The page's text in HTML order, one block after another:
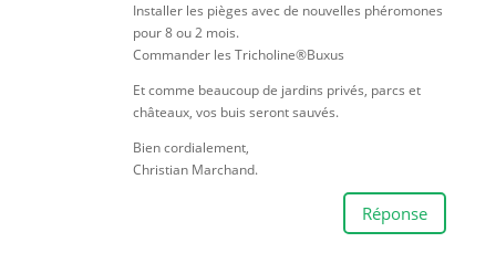
Installer les pièges avec de nouvelles phéromones
pour 8 ou 2 mois.
Commander les Tricholine®Buxus
Et comme beaucoup de jardins privés, parcs et
châteaux, vos buis seront sauvés.
Bien cordialement,
Christian Marchand.
Réponse